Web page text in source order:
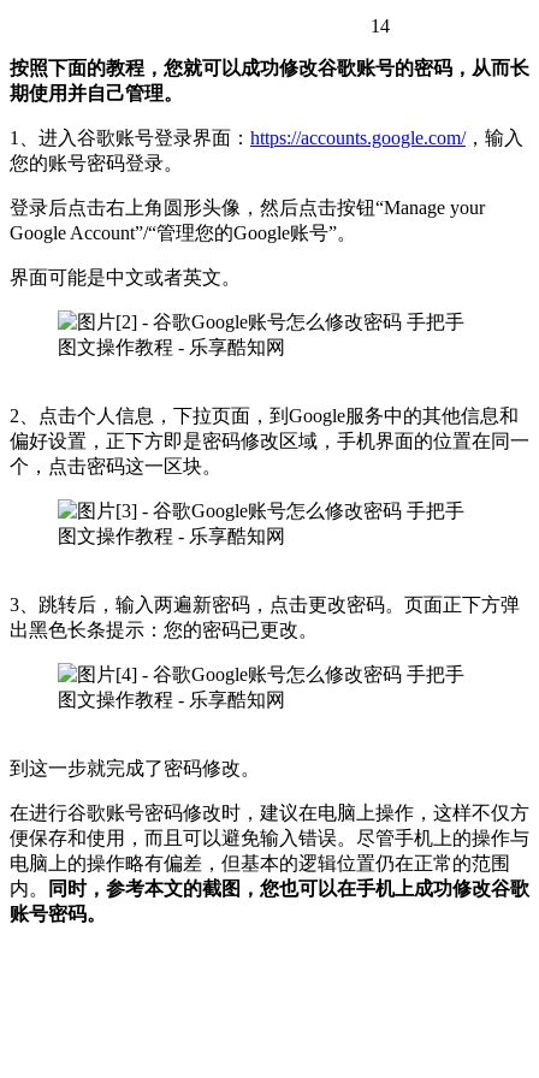
14
按照下面的教程，您就可以成功修改谷歌账号的密码，从而长
期使用并自己管理。
1、进入谷歌账号登录界面： https://accounts.google.com/，输入
您的账号密码登录。
登录后点击右上角圆形头像，然后点击按钮“Manage your
Google Account”/“管理您的Google账号”。
界面可能是中文或者英文。
2、点击个人信息，下拉页面，到Google服务中的其他信息和
偏好设置，正下方即是密码修改区域，手机界面的位置在同一
个，点击密码这一区块。
3、跳转后，输入两遍新密码，点击更改密码。页面正下方弹
出黑色长条提示：您的密码已更改。
到这一步就完成了密码修改。
在进行谷歌账号密码修改时，建议在电脑上操作，这样不仅方
便保存和使用，而且可以避免输入错误。尽管手机上的操作与
电脑上的操作略有偏差，但基本的逻辑位置仍在正常的范围
内。
同时，参考本文的截图，您也可以在手机上成功修改谷歌
账号密码。